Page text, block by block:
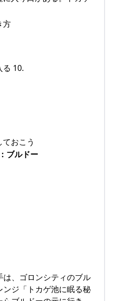
方
る 10.
おこう
ブルドー
、ゴロンシティのブル
ンジ「トカゲ池に眠る秘